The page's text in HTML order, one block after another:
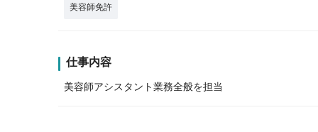
美容師免許
仕事内容
美容師アシスタント業務全般を担当